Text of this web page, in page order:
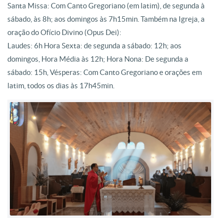
Santa Missa: Com Canto Gregoriano (em latim), de segunda à
sábado, às 8h; aos domingos às 7h15min. Também na Igreja, a
oração do Ofício Divino (Opus Dei):
Laudes: 6h Hora Sexta: de segunda a sábado: 12h; aos
domingos, Hora Média às 12h; Hora Nona: De segunda a
sábado: 15h, Vésperas: Com Canto Gregoriano e orações em
latim, todos os dias às 17h45min.